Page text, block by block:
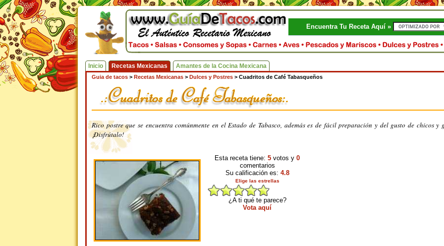
Encuentra Tu Receta Aquí »
Inicio Recetas Mexicanas Amantes de la Cocina Mexicana
Guia de tacos > Recetas Mexicanas > Dulces y Postres > Cuadritos de Café Tabasqueños
Rico postre que se encuentra comúnmente en el Estado de Tabasco, además es de fácil preparación y del gusto de chicos y
¡Disfrútalo!
Esta receta tiene: 5 votos y 0
comentarios
Su calificación es: 4.8
Elige las estrellas
¿A ti qué te parece?
Vota aquí